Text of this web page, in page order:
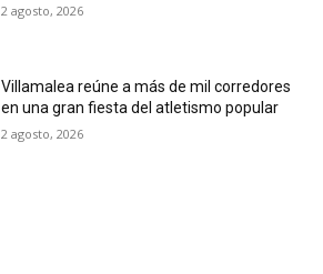
2 agosto, 2026
Villamalea reúne a más de mil corredores
en una gran fiesta del atletismo popular
2 agosto, 2026